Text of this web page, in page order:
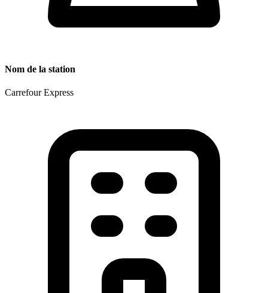
Nom de la station
Carrefour Express